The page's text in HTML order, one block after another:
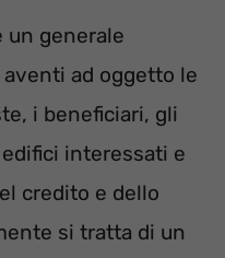
un generale
ad oggetto le
i beneficiari, gli
interessati e
credito e dello
si tratta di un